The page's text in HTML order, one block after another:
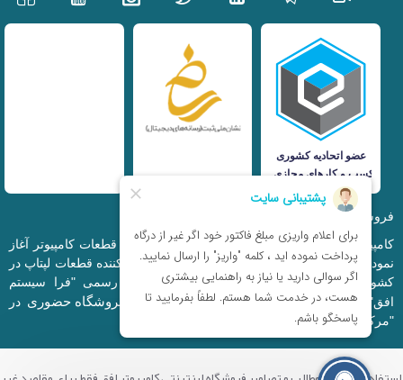
فروشگاه اینترنتی iranfso (کامپیوتر افق)
کامپیوتر افق، فعالیت خود را از سال 1377 در زمینه قطعات کامپیوتر آغاز
نمود و در حال حاضر به بزرگترین وارد کننده و توزیع کننده قطعات لپتاپ در
کشور تبدیل شده است. این مجموعه که با نام رسمی "فرا سیستم
افق" ثبت شده است دارای فروشگاه اینترنتی و
فروشگاه حضوری در
"مرکز کامپیوتر ایران" و "خیابان مظفر" میباشد.